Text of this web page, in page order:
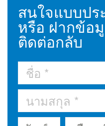
สนใจแบบปร
หรือ ฝากข้อ
ติดต่อกลับ